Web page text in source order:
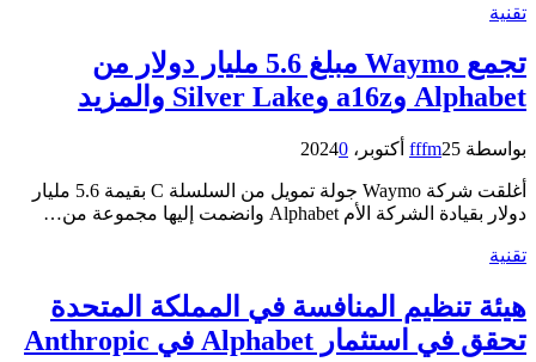
تقنية
تجمع Waymo مبلغ 5.6 مليار دولار من
Alphabet وa16z وSilver Lake والمزيد
بواسطة fffm25 أكتوبر، 2024 0
أغلقت شركة Waymo جولة تمويل من السلسلة C بقيمة 5.6 مليار
دولار بقيادة الشركة الأم Alphabet وانضمت إليها مجموعة من…
تقنية
هيئة تنظيم المنافسة في المملكة المتحدة
تحقق في استثمار Alphabet في Anthropic